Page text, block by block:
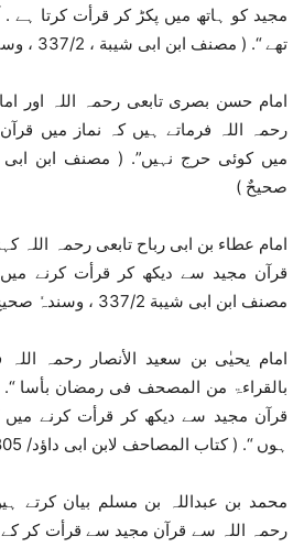
مجید کو ہاتھ میں پکڑ کر قرأت کرتا
تھے “. ( مصنف ابن ابی شیبة ، 337/2 ، وسندۃٗ صحیحٌ )
امام حسن بصری تابعی رحمہ اللہ اور
رحمہ اللہ فرماتے ہیں کہ نماز میں
صحیحٌ )
امام عطاء بن ابی رباح تابعی رحمہ اللہ
قرآن مجید سے دیکھ کر قرأت کرنے
مصنف ابن ابی شیبة 337/2 ، وسندہٗ صحیحٌ )
امام یحیٰی بن سعید الأنصار رحمہ
بالقراءۃ من المصحف فی رمضان بأسا
قرآن مجید سے دیکھ کر قرأت کرنے
ہوں “. ( کتاب المصاحف لابن ابی داؤد/ 805 ، وسندہٗ صحیحٌ )
محمد بن عبداللہ بن مسلم بیان کرتے
رحمہ اللہ سے قرآن مجید سے قرأت کر کے